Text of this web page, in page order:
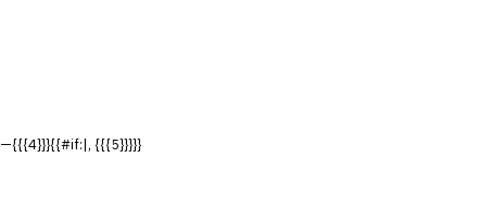
—{{{4}}}{{#if:|, {{{5}}}}}